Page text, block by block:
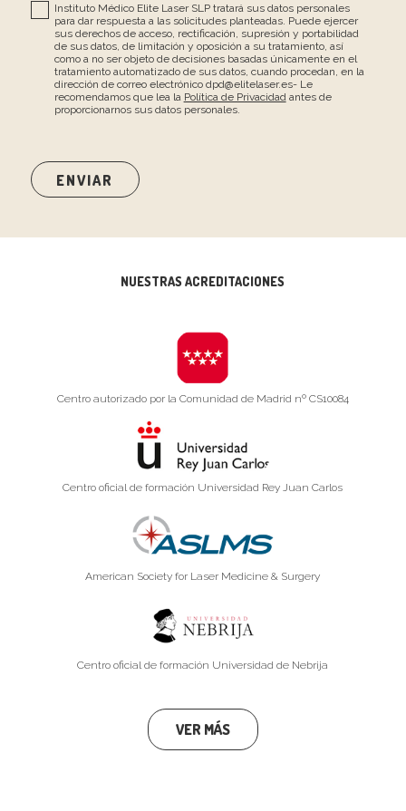
Instituto Médico Elite Laser SLP tratará sus datos personales
para dar respuesta a las solicitudes planteadas. Puede ejercer
sus derechos de acceso, rectificación, supresión y portabilidad
de sus datos, de limitación y oposición a su tratamiento, así
como a no ser objeto de decisiones basadas únicamente en el
tratamiento automatizado de sus datos, cuando procedan, en la
dirección de correo electrónico dpd@elitelaser.es- Le
recomendamos que lea la Política de Privacidadantes de
proporcionarnos sus datos personales.
NUESTRAS ACREDITACIONES
Centro autorizado por la Comunidad de Madrid nº CS10084
Centro oficial de formación Universidad Rey Juan Carlos
American Society for Laser Medicine & Surgery
Centro oficial de formación Universidad de Nebrija
VER MÁS